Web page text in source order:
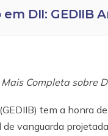
DII: GEDIIB
Completa sobre
tem a honra
vanguarda